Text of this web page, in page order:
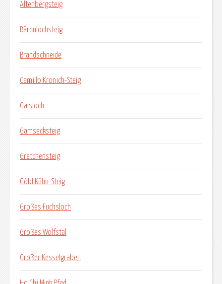
Altenbergsteig
Bärenlochsteig
Brandschneide
Camillo Kronich-Steig
Gaisloch
Gamsecksteig
Gretchensteig
Göbl Kühn-Steig
Großes Fuchsloch
Großes Wolfstal
Großer Kesselgraben